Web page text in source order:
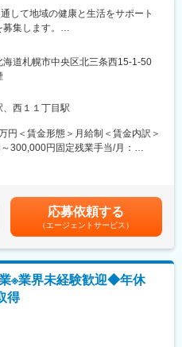
成されています。社員の多くが中
入社の方でもすぐに馴染むことが
なども是非ご相談ください。
まっており、エリアによっては出
エリアをカバー
ークについて
なの花薬局」を中核に、医薬品ネ
務
して地域の健康と生活をサポート
集します。
ンにしてきましたが、新型コロナ
遺伝子検査機器の販売が急拡大
感染対策関連機器の入れ替えや新
、診断薬領域の体制強化が急務と
の高齢化により、若返りが必要と
ている方、ぜひ挑戦をお待ちして
辺の病院内検査室やクリニックで
リニックや調剤薬局など幅広い顧
／1日4～5件訪問
子検査機器(PCR検査機器など)、
血検査薬、新型コロナウイルス抗
検査キット等
海道札幌市中央区北三条西15-1-50
西１１丁目駅
円＜賃金形態＞月給制＜賃金内訳＞
300,000円固定残業手当/月：
2回（7月・12月）賃金はあくまで
じて上下する可能性があります。
表記です。
応募依頼する
（エージェントサービス）
※業界未経験歓迎◆年休
得